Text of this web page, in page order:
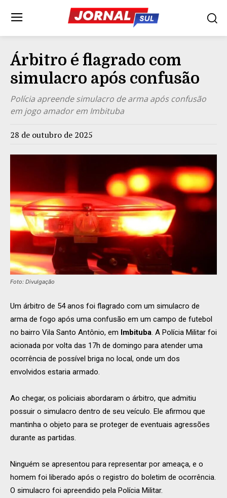
Árbitro é flagrado com
simulacro após confusão
Polícia apreende simulacro de arma após confusão
em jogo amador em Imbituba
28 de outubro de 2025
Foto: Divulgação
Um árbitro de 54 anos foi flagrado com um simulacro de
arma de fogo após uma confusão em um campo de futebol
no bairro Vila Santo Antônio, em Imbituba. A Polícia Militar foi
acionada por volta das 17h de domingo para atender uma
ocorrência de possível briga no local, onde um dos
envolvidos estaria armado.
Ao chegar, os policiais abordaram o árbitro, que admitiu
possuir o simulacro dentro de seu veículo. Ele afirmou que
mantinha o objeto para se proteger de eventuais agressões
durante as partidas.
Ninguém se apresentou para representar por ameaça, e o
homem foi liberado após o registro do boletim de ocorrência.
O simulacro foi apreendido pela Polícia Militar.